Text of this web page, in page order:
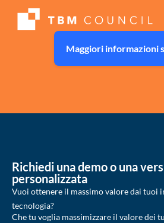
Maggiori informazioni
Richiedi una demo o una
personalizzata
Vuoi ottenere il massimo valore dai tuoi
tecnologia?
Che tu voglia massimizzare il valore dei